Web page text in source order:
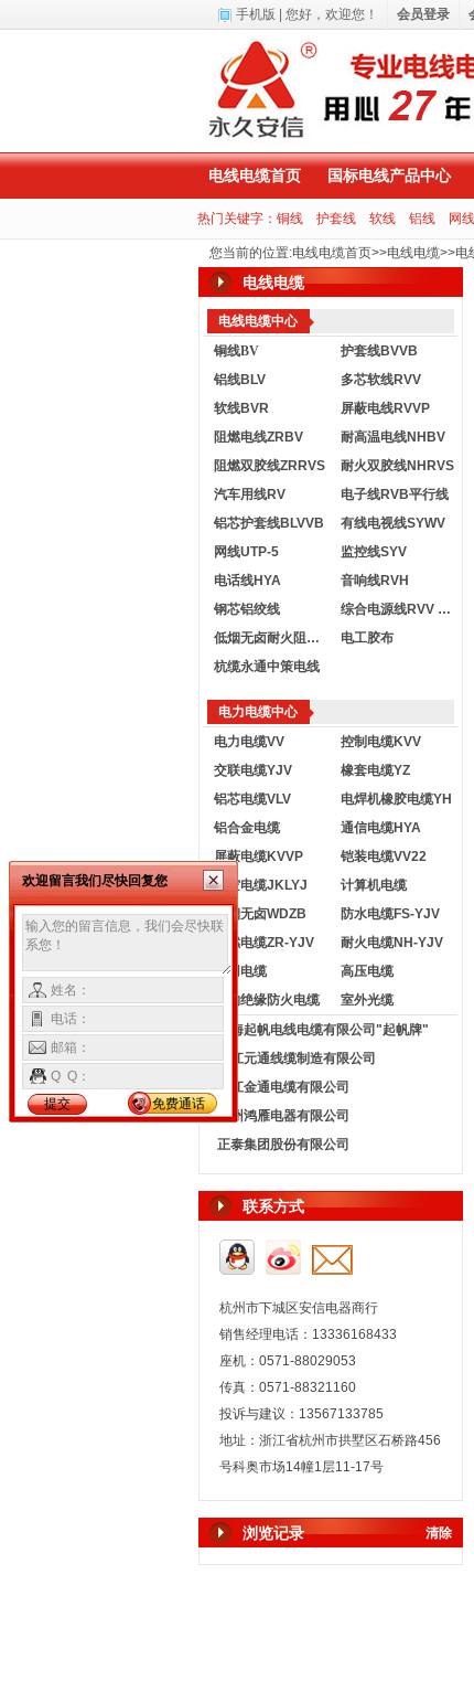
电线电缆首页 国标电线产品中心
热门关键字： 铜线 护套线 软线 铝线 网线
您当前的位置:电线电缆首页>>电线电缆>>电
电线电缆
电线电缆中心
铜线BV
护套线BVVB
铝线BLV
多芯软线RVV
软线BVR
屏蔽电线RVVP
阻燃电线ZRBV
耐高温电线NHBV
阻燃双胶线ZRRVS
耐火双胶线NHRVS
汽车用线RV
电子线RVB平行线
铝芯护套线BLVVB
有线电视线SYWV
网线UTP-5
监控线SYV
电话线HYA
音响线RVH
钢芯铝绞线
综合电源线RVV KVVR
低烟无卤耐火阻燃电线
电工胶布
杭缆永通中策电线
电力电缆中心
电力电缆VV
控制电缆KVV
交联电缆YJV
橡套电缆YZ
铝芯电缆VLV
电焊机橡胶电缆YH
铝合金电缆
通信电缆HYA
屏蔽电缆KVVP
铠装电缆VV22
架空电缆JKLYJ
计算机电缆
低烟无卤WDZB
防水电缆FS-YJV
阻燃电缆ZR-YJV
耐火电缆NH-YJV
船用电缆
高压电缆
矿物绝缘防火电缆
室外光缆
上海起帆电线电缆有限公司"起帆牌"
浙江元通线缆制造有限公司
浙江金通电缆有限公司
杭州鸿雁电器有限公司
正泰集团股份有限公司
联系方式
杭州市下城区安信电器商行
销售经理电话：13336168433
座机：0571-88029053
传真：0571-88321160
投诉与建议：13567133785
地址：浙江省杭州市拱墅区石桥路456
号科奥市场14幢1层11-17号
浏览记录 清除
手机版 | 您好， 欢迎您！ 会员登录
欢迎留言我们尽快回复您
姓名：
电话：
邮箱：
Q Q：
提交
免费通话